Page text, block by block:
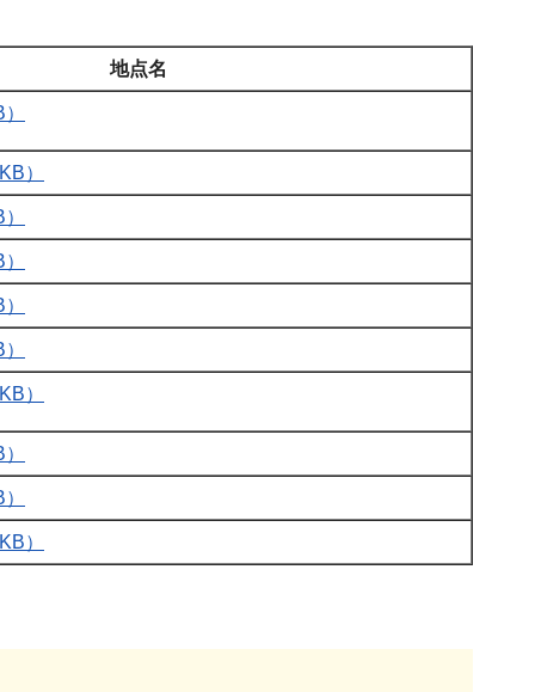
地点名
）
）
）